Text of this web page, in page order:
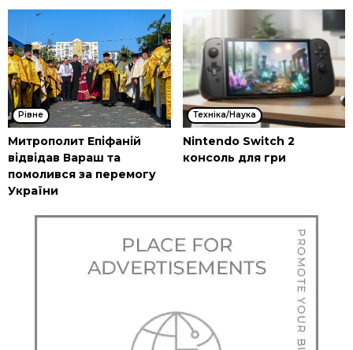
Рівне
Митрополит Епіфаній
відвідав Вараш та
помолився за перемогу
України
Техніка/Наука
Nintendo Switch 2
консоль для гри